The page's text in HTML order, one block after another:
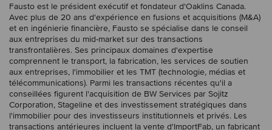
Fausto est le président exécutif et fondateur d'Oaklins Canada.
Avec plus de 20 ans d'expérience en fusions et acquisitions (M&A)
et en ingénierie financière, Fausto se spécialise dans le conseil
aux entreprises du mid-market sur des transactions
transfrontalières. Ses principaux domaines d'expertise
comprennent le transport, la fabrication, les services de soutien
aux entreprises, l'immobilier et les TMT (technologie, médias et
télécommunications). Parmi les transactions récentes qu'il a
conseillées figurent l'acquisition de BW Services par Sojitz
Corporation, Stageline et des investissement stratégiques dans
l'immobilier pour des investisseurs institutionnels et privés. Les
transactions antérieures incluent la vente d'ImportFab, un fabricant